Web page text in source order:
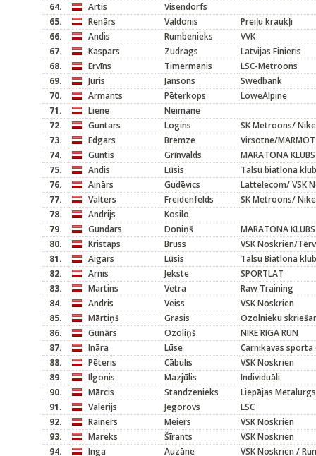
64.
Artis
Visendorfs
65.
Renārs Valdonis
Preiļu kraukļi
66.
Andis Rumbenieks
VVK
67.
Kaspars Zudrags
Latvijas Finieris
68.
Ervīns Timermanis
LSC-Metroons
69.
Juris Jansons
Swedbank
70.
Armants Pēterkops
LoweAlpine
71.
Liene
Neimane
72.
Guntars Logins
SK Metroons/
73.
Edgars Bremze
Virsotne/MARMOT
74.
Guntis Grīnvalds
MARATONA KLUBS
75.
Andis Lūsis
Talsu biatlona
76.
Ainārs Gudēvics
Lattelecom/ VSK
77.
Valters Freidenfelds
SK Metroons/
78.
Andrijs
Kosilo
79.
Gundars Doniņš
MARATONA KLUBS
80.
Kristaps Bruss
VSK Noskrien/
81.
Aigars Lūsis
Talsu Biatlona
82.
Arnis Jekste
SPORTLAT
83.
Martins Vetra
Raw Training
84.
Andris Veiss
VSK Noskrien
85.
Mārtiņš Grasis
Ozolnieku
86.
Gunārs Ozoliņš
NIKE RIGA RUN
87.
Ināra Lūse
Carnikavas sporta
88.
Pēteris Cābulis
VSK Noskrien
89.
Ilgonis Mazjūlis
Individuāli
90.
Mārcis Standzenieks
Liepājas
91.
Valerijs Jegorovs
LSC
92.
Rainers Meiers
VSK Noskrien
93.
Mareks Šīrants
VSK Noskrien
94.
Inga Auzāne
VSK Noskrien /